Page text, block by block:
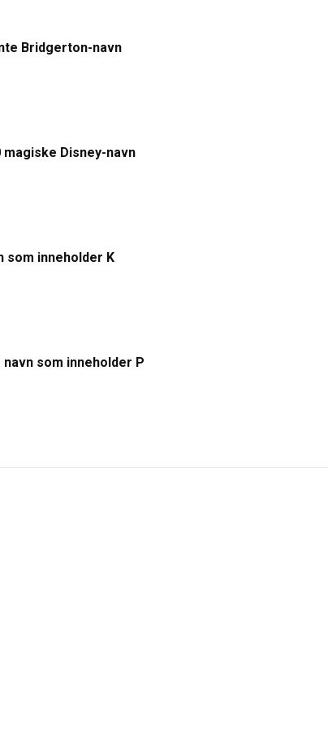
Bridgerton-navn
magiske Disney-navn
som inneholder K
navn som inneholder P